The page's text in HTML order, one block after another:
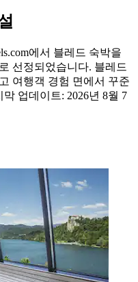
에서 블레드 숙박을
선정되었습니다. 블레드
여행객 경험 면에서 꾸준
막 업데이트: 2026년 8월 7